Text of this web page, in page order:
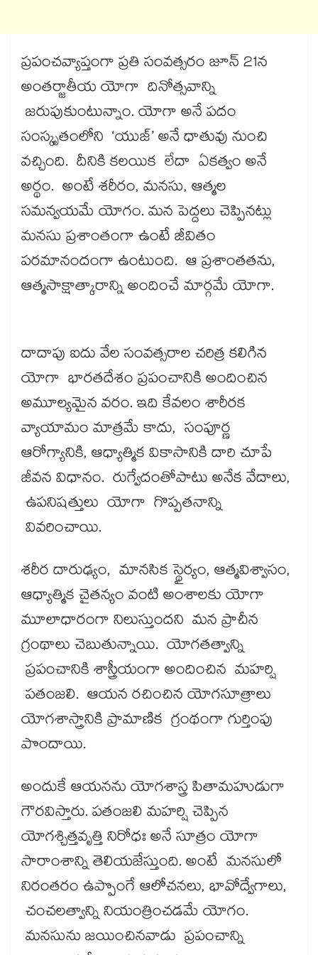
ప్రపంచవ్యాప్తంగా ప్రతి సంవత్సరం జూన్ 21న
అంతర్జాతీయ యోగా దినోత్సవాన్ని
జరుపుకుంటున్నాం. యోగా అనే పదం
సంస్కృతంలోని ‘యుజ్’ అనే ధాతువు నుంచి
వచ్చింది. దీనికి కలయిక లేదా ఏకత్వం అనే
అర్థం. అంటే శరీరం, మనసు, ఆత్మల
సమన్వయమే యోగం. మన పెద్దలు చెప్పినట్లు
మనసు ప్రశాంతంగా ఉంటే జీవితం
పరమానందంగా ఉంటుంది. ఆ ప్రశాంతతను,
ఆత్మసాక్షాత్కారాన్ని అందించే మార్గమే యోగా.
దాదాపు ఐదు వేల సంవత్సరాల చరిత్ర కలిగిన
యోగా భారతదేశం ప్రపంచానికి అందించిన
అమూల్యమైన వరం. ఇది కేవలం శారీరక
వ్యాయామం మాత్రమే కాదు, సంపూర్ణ
ఆరోగ్యానికి, ఆధ్యాత్మిక వికాసానికి దారి చూపే
జీవన విధానం. రుగ్వేదంతోపాటు అనేక వేదాలు,
ఉపనిషత్తులు యోగా గొప్పతనాన్ని
వివరించాయి.
శరీర దారుఢ్యం, మానసిక స్థైర్యం, ఆత్మవిశ్వాసం,
ఆధ్యాత్మిక చైతన్యం వంటి అంశాలకు యోగా
మూలాధారంగా నిలుస్తుందని మన ప్రాచీన
గ్రంథాలు చెబుతున్నాయి. యోగతత్వాన్ని
ప్రపంచానికి శాస్త్రీయంగా అందించిన మహర్షి
పతంజలి. ఆయన రచించిన యోగసూత్రాలు
యోగశాస్త్రానికి ప్రామాణిక గ్రంథంగా గుర్తింపు
పొందాయి.
అందుకే ఆయనను యోగశాస్త్ర పితామహుడుగా
గౌరవిస్తారు. పతంజలి మహర్షి చెప్పిన
యోగశ్చిత్తవృత్తి నిరోధః అనే సూత్రం యోగా
సారాంశాన్ని తెలియజేస్తుంది. అంటే మనసులో
నిరంతరం ఉప్పొంగే ఆలోచనలు, భావోద్వేగాలు,
చంచలత్వాన్ని నియంత్రించడమే యోగం.
మనసును జయించినవాడు ప్రపంచాన్ని